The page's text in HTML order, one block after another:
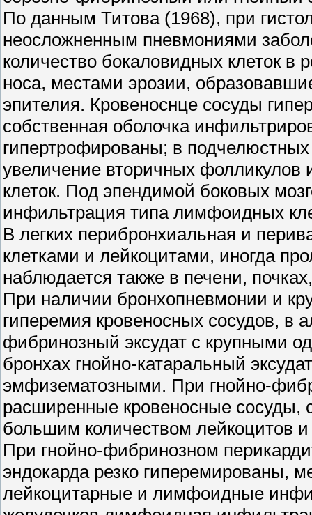
По данным Титова (1968), при
неосложненным пневмониями
количество бокаловидных клеток в
носа, местами эрозии,
эпителия. Кровеноснце сосуды
собственная оболочка
гипертрофированы; в
увеличение вторичных фолликулов
клеток. Под эпендимой боковых
инфильтрация типа лимфоидных
В легких перибронхиальная и
клетками и лейкоцитами, иногда
наблюдается также в печени,
При наличии бронхопневмонии и
гиперемия кровеносных сосудов, в
фибринозный эксудат с крупными
бронхах гнойно-катаральный
эмфизематозными. При гнойно-
расширенные кровеносные сосуды,
большим количеством лейкоцитов
При гнойно-фибринозном
эндокарда резко
лейкоцитарные и лимфоидные